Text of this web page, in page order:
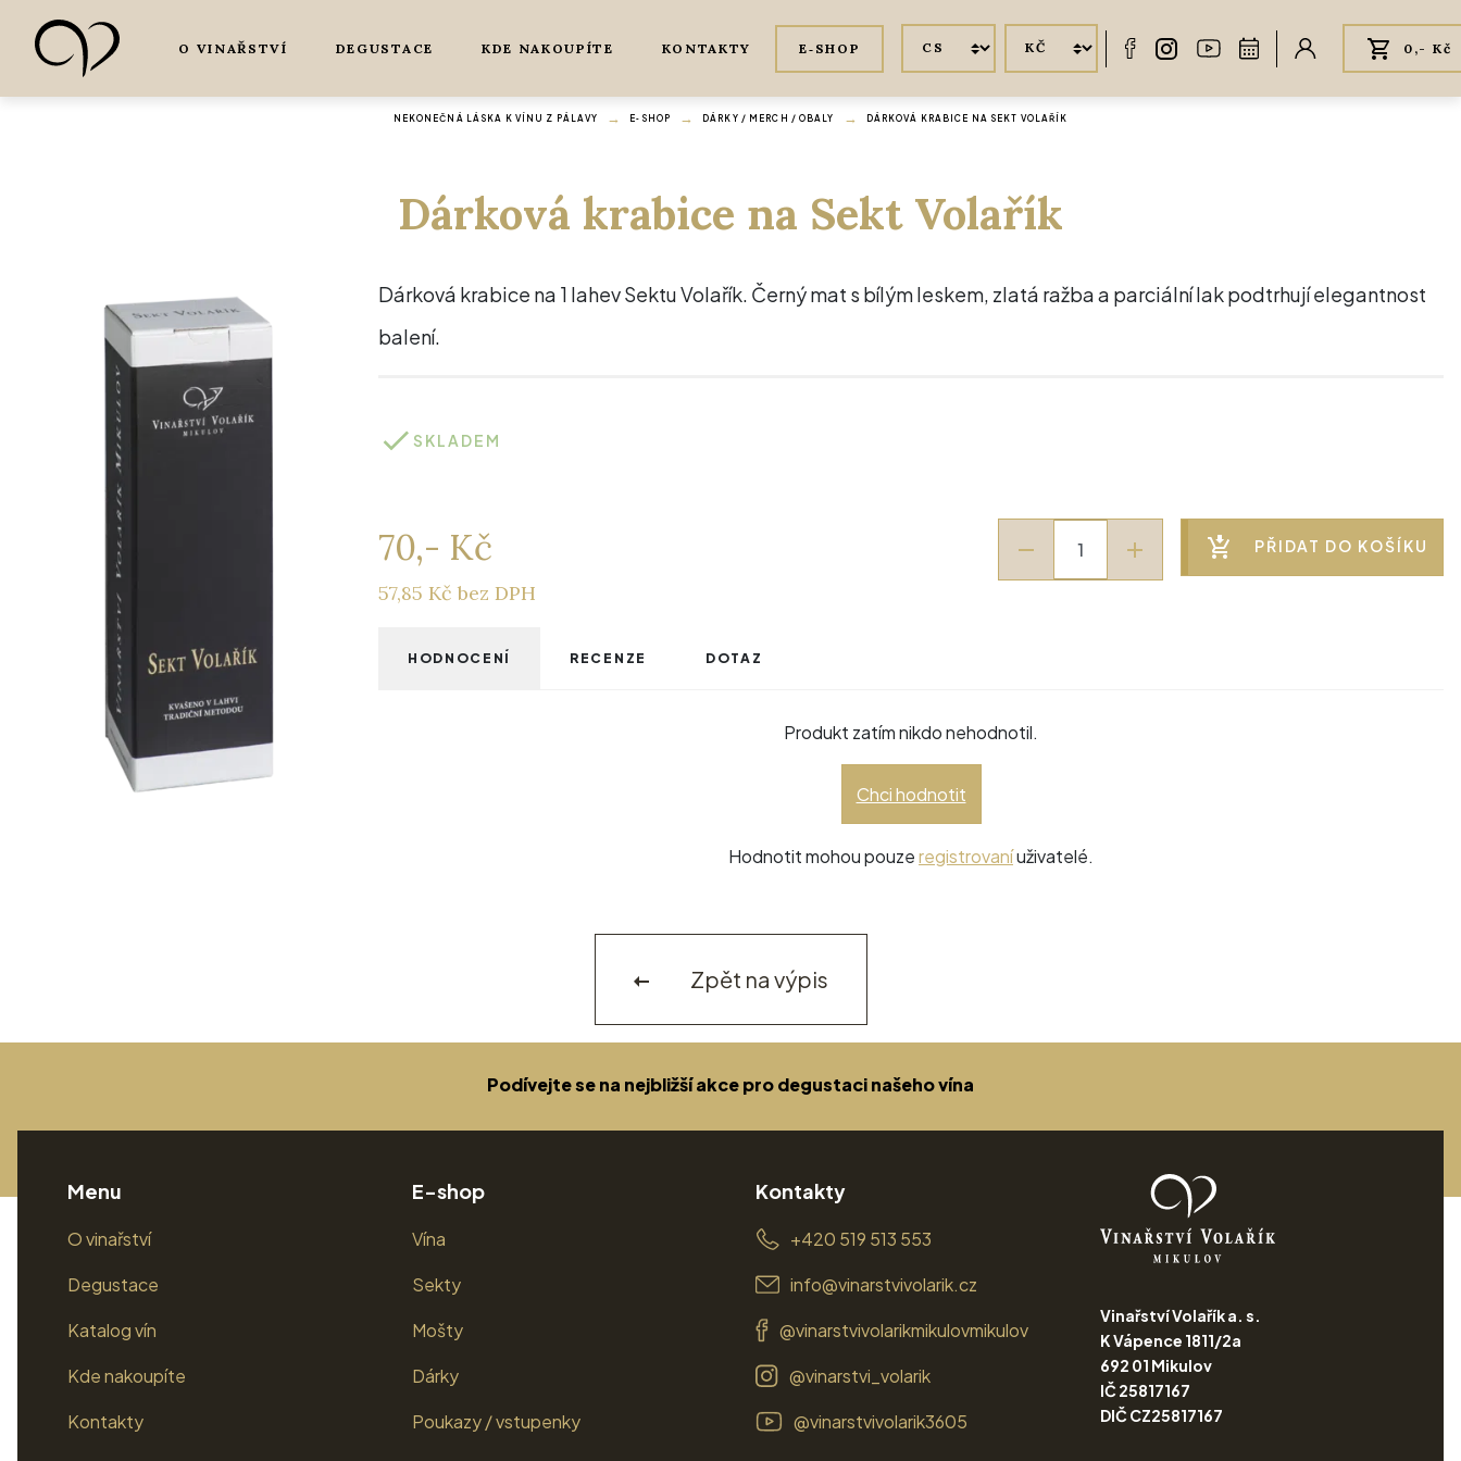
O VINAŘSTVÍ DEGUSTACE KDE NAKOUPÍTE KONTAKTY E‑SHOP 0,- Kč
NEKONEČNÁ LÁSKA K VÍNU Z PÁLAVY E‑SHOP DÁRKY / MERCH / OBALY DÁRKOVÁ KRABICE NA SEKT VOLAŘÍK
Dárková krabice na Sekt Volařík
Dárková krabice na 1 lahev Sektu Volařík. Černý mat s bílým leskem, zlatá ražba a parciální lak podtrhují elegantnost
balení.
SKLADEM
70,- Kč
57,85 Kč bez DPH
PŘIDAT DO KOŠÍKU
HODNOCENÍ RECENZE DOTAZ
Produkt zatím nikdo nehodnotil.
Chci hodnotit
Hodnotit mohou pouzeregistrovaníuživatelé.
Zpět na výpis
Podívejte se na nejbližší akce pro degustaci našeho vína
Menu
O vinařství
Degustace
Katalog vín
Kde nakoupíte
Kontakty
E-shop
Vína
Sekty
Mošty
Dárky
Poukazy / vstupenky
Kontakty
+420 519 513 553
info@vinarstvivolarik.cz
@vinarstvivolarikmikulovmikulov
@vinarstvi_volarik
@vinarstvivolarik3605
Vinařství Volařík a. s.
K Vápence 1811/2a
692 01 Mikulov
IČ 25817167
DIČ CZ25817167